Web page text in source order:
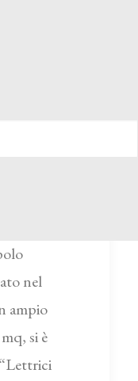
e
di
nel
ampio
si è